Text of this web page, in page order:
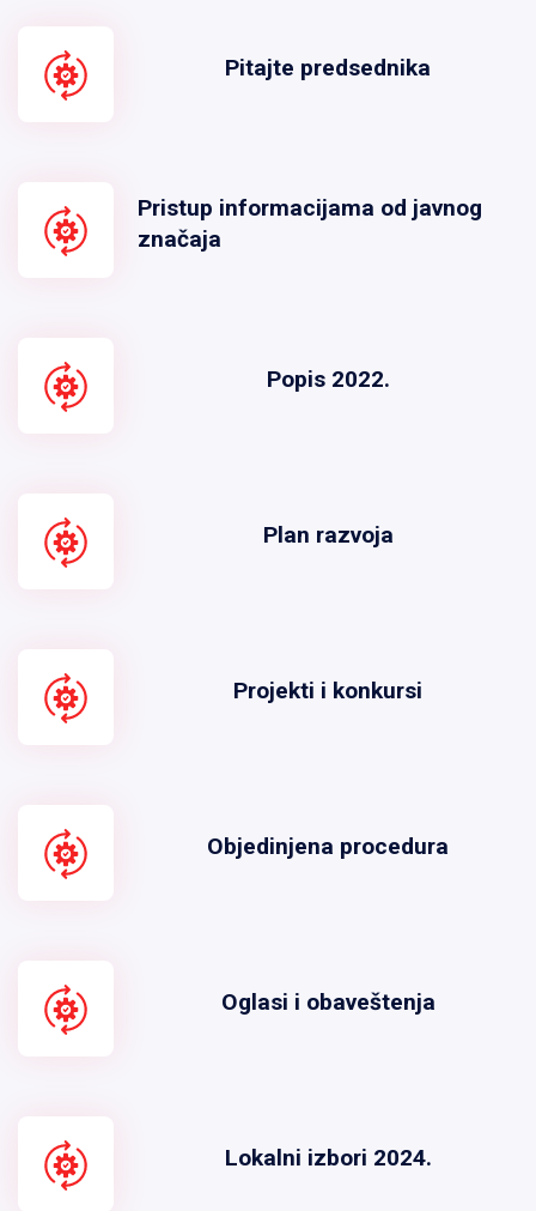
Pitajte predsednika
Pristup informacijama od javnog
značaja
Popis 2022.
Plan razvoja
Projekti i konkursi
Objedinjena procedura
Oglasi i obaveštenja
Lokalni izbori 2024.